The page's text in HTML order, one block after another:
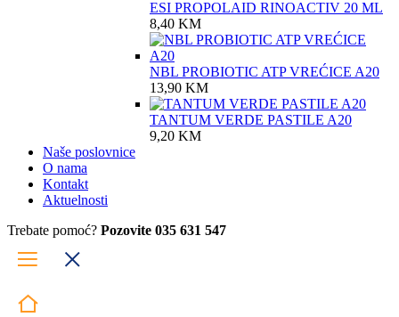
ESI PROPOLAID RINOACTIV 20 ML
8,40 KM
NBL PROBIOTIC ATP VREĆICE A20
13,90 KM
TANTUM VERDE PASTILE A20
9,20 KM
Naše poslovnice
O nama
Kontakt
Aktuelnosti
Trebate pomoć? Pozovite 035 631 547